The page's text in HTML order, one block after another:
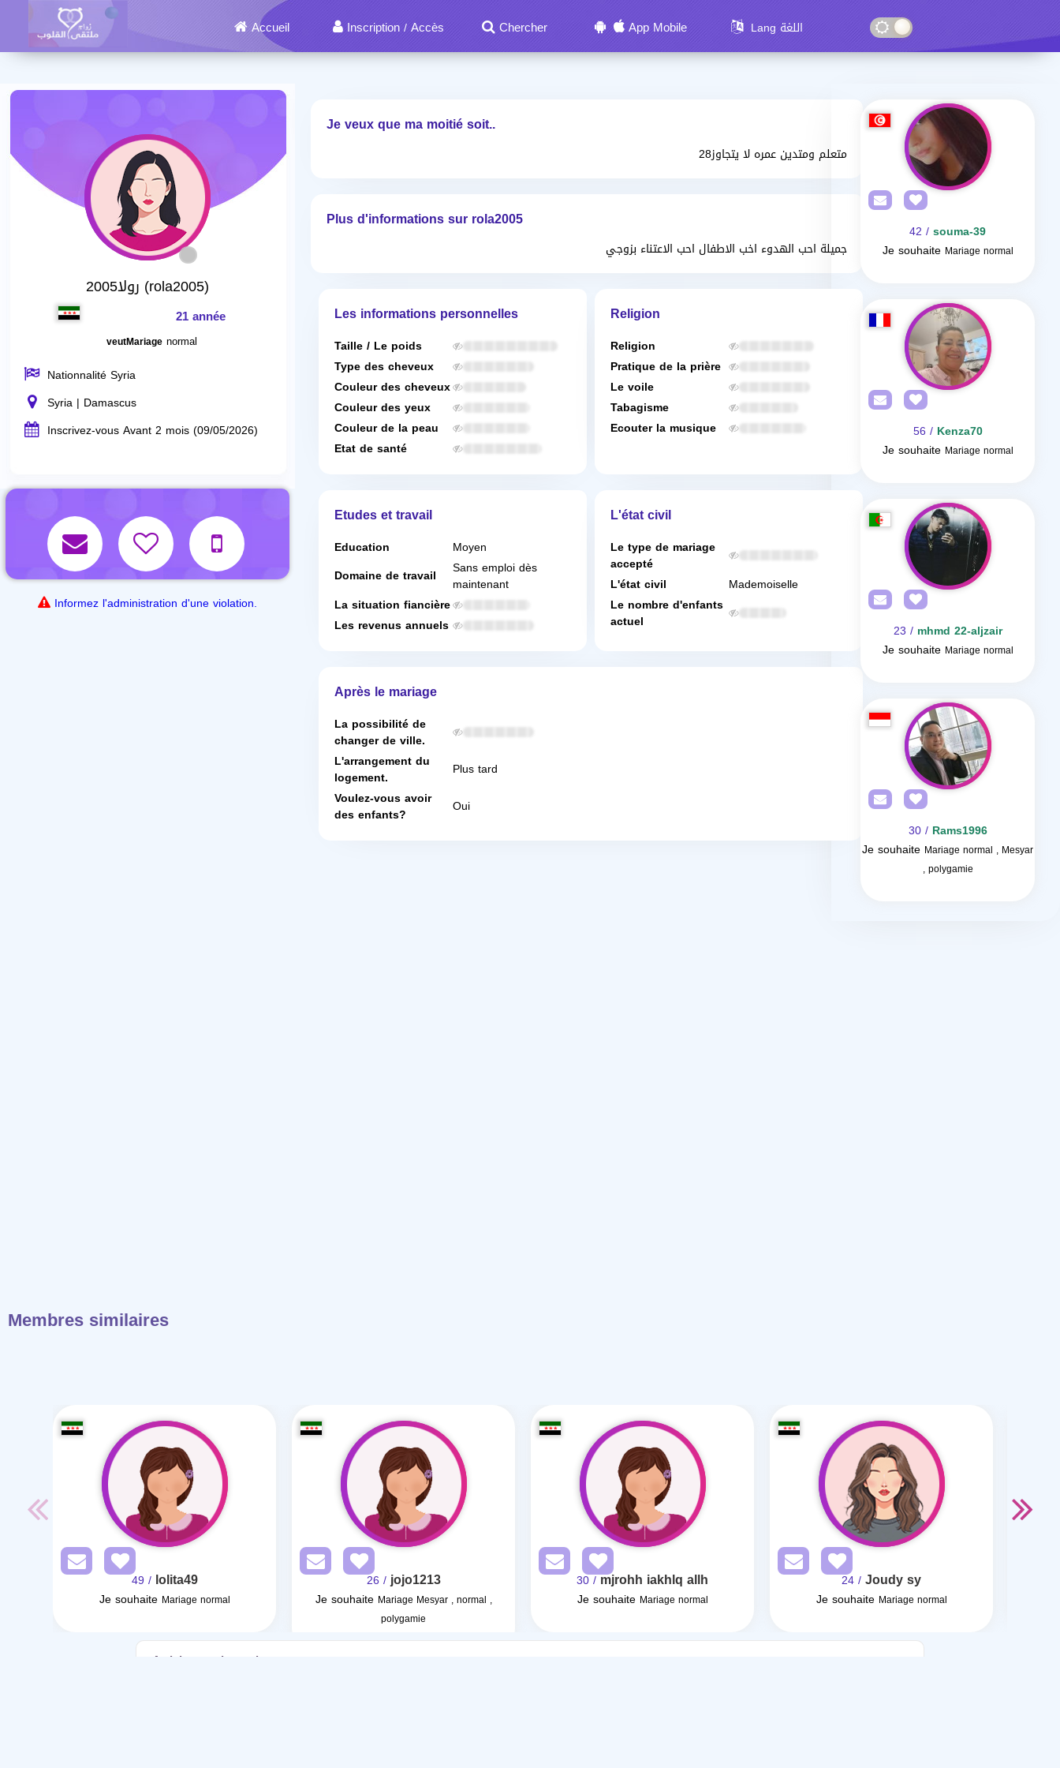
Accueil Inscription / Accès Chercher App Mobile Lang اللغة
رولا2005 (rola2005)
21 année
veutMariage normal
Nationnalité Syria
Syria | Damascus
Inscrivez-vous Avant 2 mois (09/05/2026)
Informez l'administration d'une violation.
Je veux que ma moitié soit..
متعلم ومتدين عمره لا يتجاوز28
Plus d'informations sur rola2005
جميلة احب الهدوء اخب الاطفال احب الاعتناء بزوجي
Les informations personnelles
Taille / Le poids
Type des cheveux
Couleur des cheveux
Couleur des yeux
Couleur de la peau
Etat de santé
Religion
Religion
Pratique de la prière
Le voile
Tabagisme
Ecouter la musique
Etudes et travail
Education
Moyen
Domaine de travail
Sans emploi dès
maintenant
La situation fiancière
Les revenus annuels
L'état civil
Le type de mariage
accepté
L'état civil
Mademoiselle
Le nombre d'enfants
actuel
Après le mariage
La possibilité de
changer de ville.
L'arrangement du
logement.
Plus tard
Voulez-vous avoir
des enfants? Oui
souma-39
/ 42
Je souhaite Mariage normal
Kenza70
/ 56
Je souhaite Mariage normal
mhmd 22-aljzair
/ 23
Je souhaite Mariage normal
Rams1996
/ 30
Je souhaite Mariage normal , Mesyar
, polygamie
Membres similaires
lolita49
/ 49
Je souhaite Mariage normal
jojo1213
/ 26
Je souhaite Mariage Mesyar , normal ,
polygamie
mjrohh iakhlq allh
/ 30
Je souhaite Mariage normal
Joudy sy
/ 24
Je souhaite Mariage normal
Articles sur le mariage